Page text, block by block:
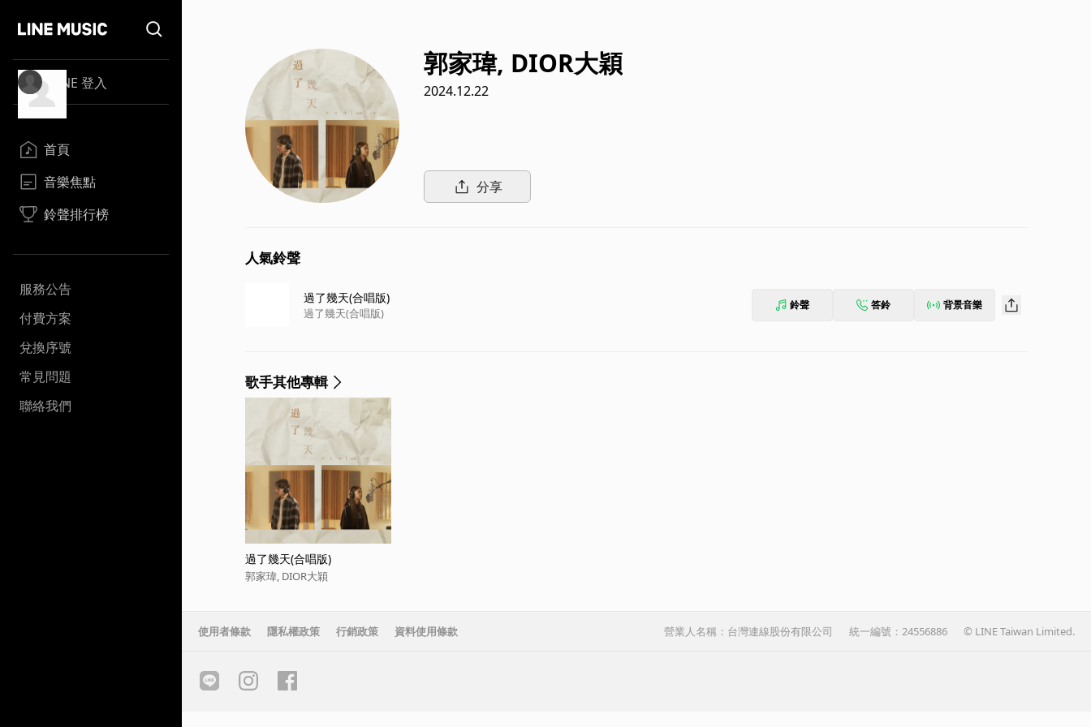
LINE 登入
首頁
音樂焦點
鈴聲排行榜
服務公告
付費方案
兌換序號
常見問題
聯絡我們
郭家瑋, DIOR大穎
2024.12.22
分享
人氣鈴聲
過了幾天(合唱版)
過了幾天(合唱版)
鈴聲 答鈴 背景音樂
歌手其他專輯
過了幾天(合唱版)
郭家瑋, DIOR大穎
使用者條款 隱私權政策 行銷政策 資料使用條款 © LINE Taiwan Limited.
營業人名稱：台灣連線股份有限公司 統一編號：24556886